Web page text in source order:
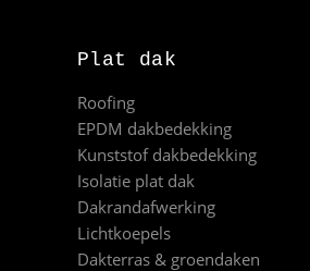
Plat dak
Roofing
EPDM dakbedekking
Kunststof dakbedekking
Isolatie plat dak
Dakrandafwerking
Lichtkoepels
Dakterras & groendaken